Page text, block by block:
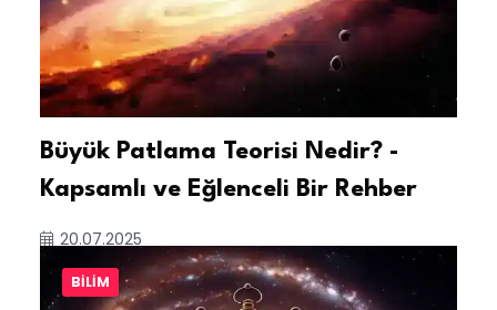
Büyük Patlama Teorisi Nedir? -
Kapsamlı ve Eğlenceli Bir Rehber
20.07.2025
BILIM